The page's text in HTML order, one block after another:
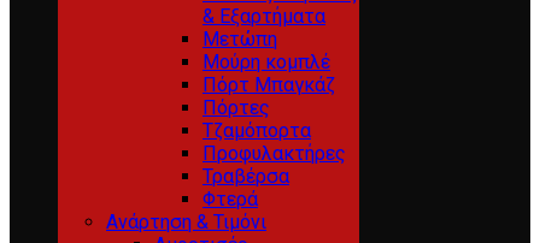
& Εξαρτήματα
Μετώπη
Μούρη κομπλέ
Πόρτ Μπαγκάζ
Πόρτες
Τζαμόπορτα
Προφυλακτήρες
Τραβέρσα
Φτερά
Ανάρτηση & Τιμόνι